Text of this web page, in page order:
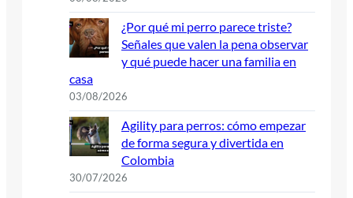
¿Por qué mi perro parece triste?
Señales que valen la pena observar
y qué puede hacer una familia en
casa
03/08/2026
Agility para perros: cómo empezar
de forma segura y divertida en
Colombia
30/07/2026